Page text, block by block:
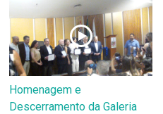
Homenagem e
Descerramento da Galeria